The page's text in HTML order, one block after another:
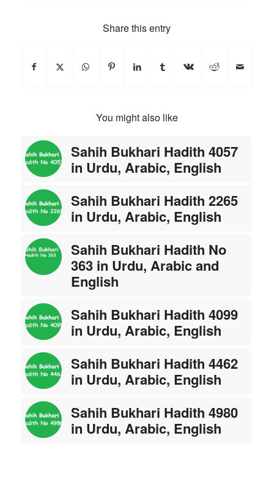
Share this entry
You might also like
Sahih Bukhari Hadith 4057
in Urdu, Arabic, English
Sahih Bukhari Hadith 2265
in Urdu, Arabic, English
Sahih Bukhari Hadith No
363 in Urdu, Arabic and
English
Sahih Bukhari Hadith 4099
in Urdu, Arabic, English
Sahih Bukhari Hadith 4462
in Urdu, Arabic, English
Sahih Bukhari Hadith 4980
in Urdu, Arabic, English